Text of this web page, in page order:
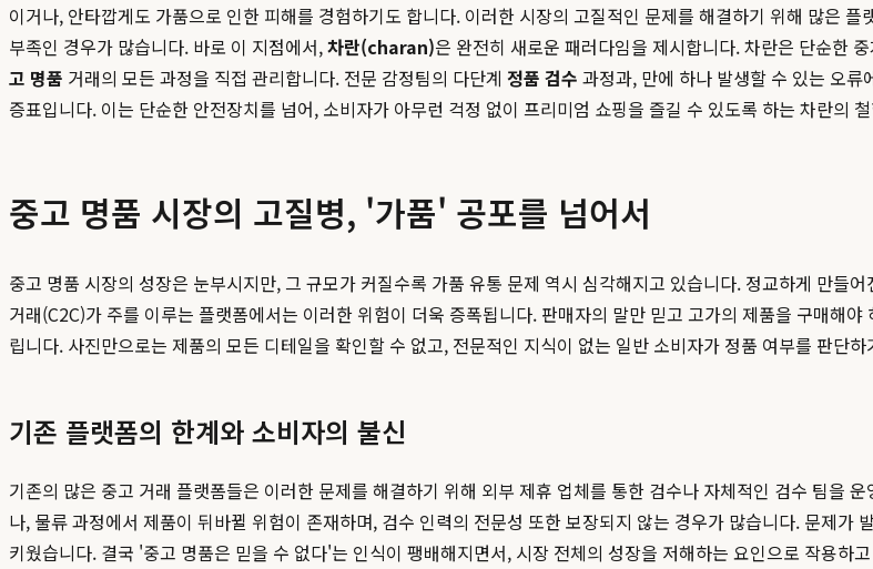
이거나, 안타깝게도 가품으로 인한 피해를 경험하기도 합니다. 이러한 시장의 고질적인 문제를 해결하기 위해 많은
부족인 경우가 많습니다. 바로 이 지점에서,차란(charan)은 완전히 새로운 패러다임을 제시합니다. 차란은 단순한
고 명품 거래의 모든 과정을 직접 관리합니다. 전문 감정팀의 다단계 정품 검수 과정과, 만에 하나 발생할 수 있는 오
증표입니다. 이는 단순한 안전장치를 넘어, 소비자가 아무런 걱정 없이 프리미엄 쇼핑을 즐길 수 있도록 하는 차란의
중고 명품 시장의 고질병, '가품' 공포를 넘어서
중고 명품 시장의 성장은 눈부시지만, 그 규모가 커질수록 가품 유통 문제 역시 심각해지고 있습니다. 정교하게 만들
거래(C2C)가 주를 이루는 플랫폼에서는 이러한 위험이 더욱 증폭됩니다. 판매자의 말만 믿고 고가의 제품을 구매해
립니다. 사진만으로는 제품의 모든 디테일을 확인할 수 없고, 전문적인 지식이 없는 일반 소비자가 정품 여부를 판단
기존 플랫폼의 한계와 소비자의 불신
기존의 많은 중고 거래 플랫폼들은 이러한 문제를 해결하기 위해 외부 제휴 업체를 통한 검수나 자체적인 검수 팀을
나, 물류 과정에서 제품이 뒤바뀔 위험이 존재하며, 검수 인력의 전문성 또한 보장되지 않는 경우가 많습니다. 문제
키웠습니다. 결국 '중고 명품은 믿을 수 없다'는 인식이 팽배해지면서, 시장 전체의 성장을 저해하는 요인으로 작용